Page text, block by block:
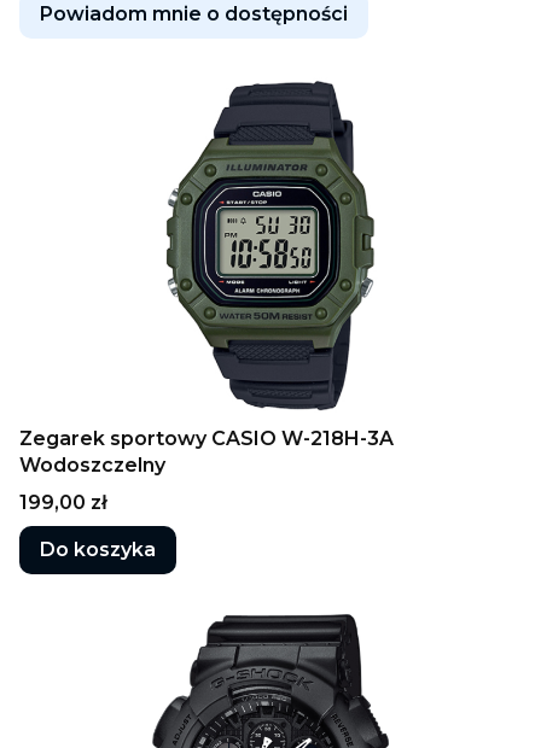
Powiadom mnie o dostępności
Zegarek sportowy CASIO W-218H-3A
Wodoszczelny
Cena
199,00 zł
Do koszyka